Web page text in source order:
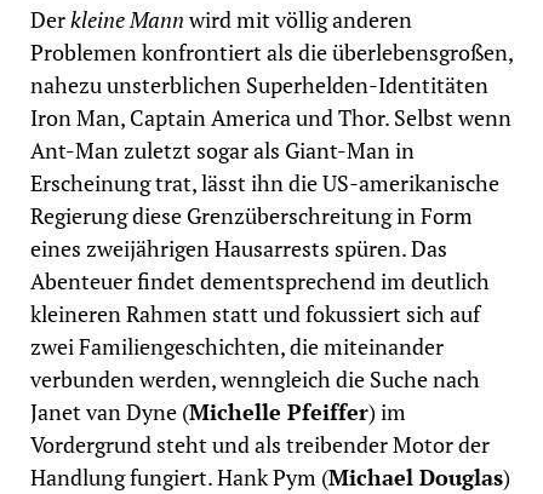
Derkleine Mannwird mit völlig anderen
Problemen konfrontiert als die überlebensgroßen,
nahezu unsterblichen Superhelden-Identitäten
Iron Man, Captain America und Thor. Selbst wenn
Ant-Man zuletzt sogar als Giant-Man in
Erscheinung trat, lässt ihn die US-amerikanische
Regierung diese Grenzüberschreitung in Form
eines zweijährigen Hausarrests spüren. Das
Abenteuer findet dementsprechend im deutlich
kleineren Rahmen statt und fokussiert sich auf
zwei Familiengeschichten, die miteinander
verbunden werden, wenngleich die Suche nach
Janet van Dyne (Michelle Pfeiffer) im
Vordergrund steht und als treibender Motor der
Handlung fungiert. Hank Pym (Michael Douglas)